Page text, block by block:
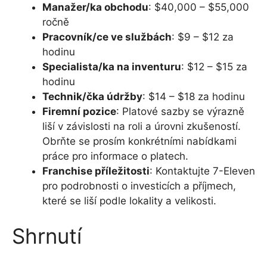
Manažer/ka obchodu: $40,000 – $55,000
ročně
Pracovník/ce ve službách: $9 – $12 za
hodinu
Specialista/ka na inventuru: $12 – $15 za
hodinu
Technik/čka údržby: $14 – $18 za hodinu
Firemní pozice: Platové sazby se výrazně
liší v závislosti na roli a úrovni zkušeností.
Obrňte se prosím konkrétními nabídkami
práce pro informace o platech.
Franchise příležitosti: Kontaktujte 7-Eleven
pro podrobnosti o investicích a příjmech,
které se liší podle lokality a velikosti.
Shrnutí